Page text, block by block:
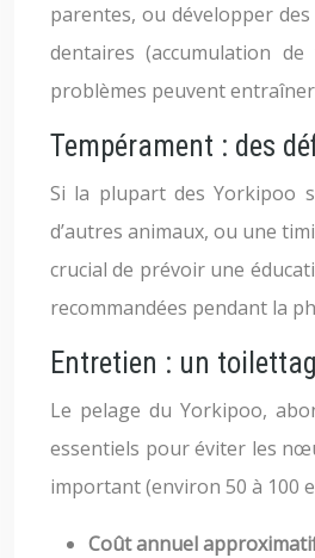
parentes, ou développer
dentaires (accumulation
problèmes peuvent
Tempérament : des
Si la plupart des Yorkipoo
d’autres animaux, ou une
crucial de prévoir une
recommandées pendant la
Entretien : un
Le pelage du Yorkipoo,
essentiels pour éviter les
important (environ 50 à 100
Coût annuel